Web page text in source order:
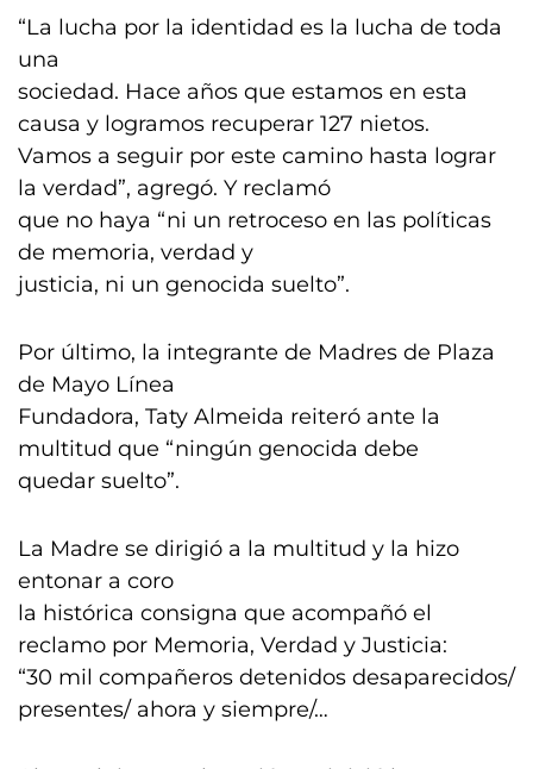
“La lucha por la identidad es la lucha de toda
una
sociedad. Hace años que estamos en esta
causa y logramos recuperar 127 nietos.
Vamos a seguir por este camino hasta lograr
la verdad”, agregó. Y reclamó
que no haya “ni un retroceso en las políticas
de memoria, verdad y
justicia, ni un genocida suelto”.
Por último, la integrante de Madres de Plaza
de Mayo Línea
Fundadora, Taty Almeida reiteró ante la
multitud que “ningún genocida debe
quedar suelto”.
La Madre se dirigió a la multitud y la hizo
entonar a coro
la histórica consigna que acompañó el
reclamo por Memoria, Verdad y Justicia:
“30 mil compañeros detenidos desaparecidos/
presentes/ ahora y siempre/…